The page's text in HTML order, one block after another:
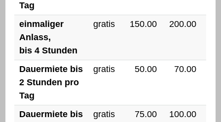
Tag
einmaliger
Anlass,
bis 4 Stunden
gratis 150.00 200.00
Dauermiete bis
2 Stunden pro
Tag
gratis 50.00 70.00
Dauermiete bis
gratis 75.00 100.00